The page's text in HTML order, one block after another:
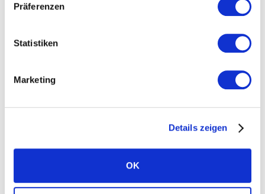
Präferenzen
Statistiken
Marketing
Details zeigen
OK
Zuständig für die Überwachung der Einhaltung der
Marktüberwachungsstelle der Länder für die